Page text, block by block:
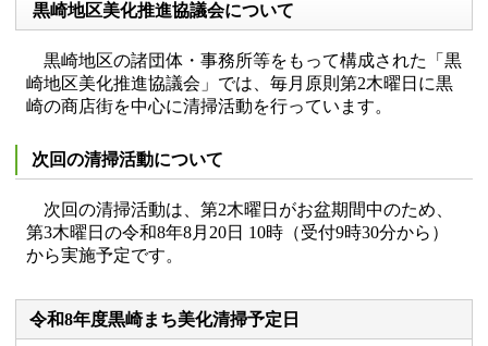
黒崎地区美化推進協議会について
黒崎地区の諸団体・事務所等をもって構成された「黒
崎地区美化推進協議会」では、毎月原則第2木曜日に黒
崎の商店街を中心に清掃活動を行っています。
次回の清掃活動について
次回の清掃活動は、第2木曜日がお盆期間中のため、
第3木曜日の令和8年8月20日 10時（受付9時30分から）
から実施予定です。
令和8年度黒崎まち美化清掃予定日